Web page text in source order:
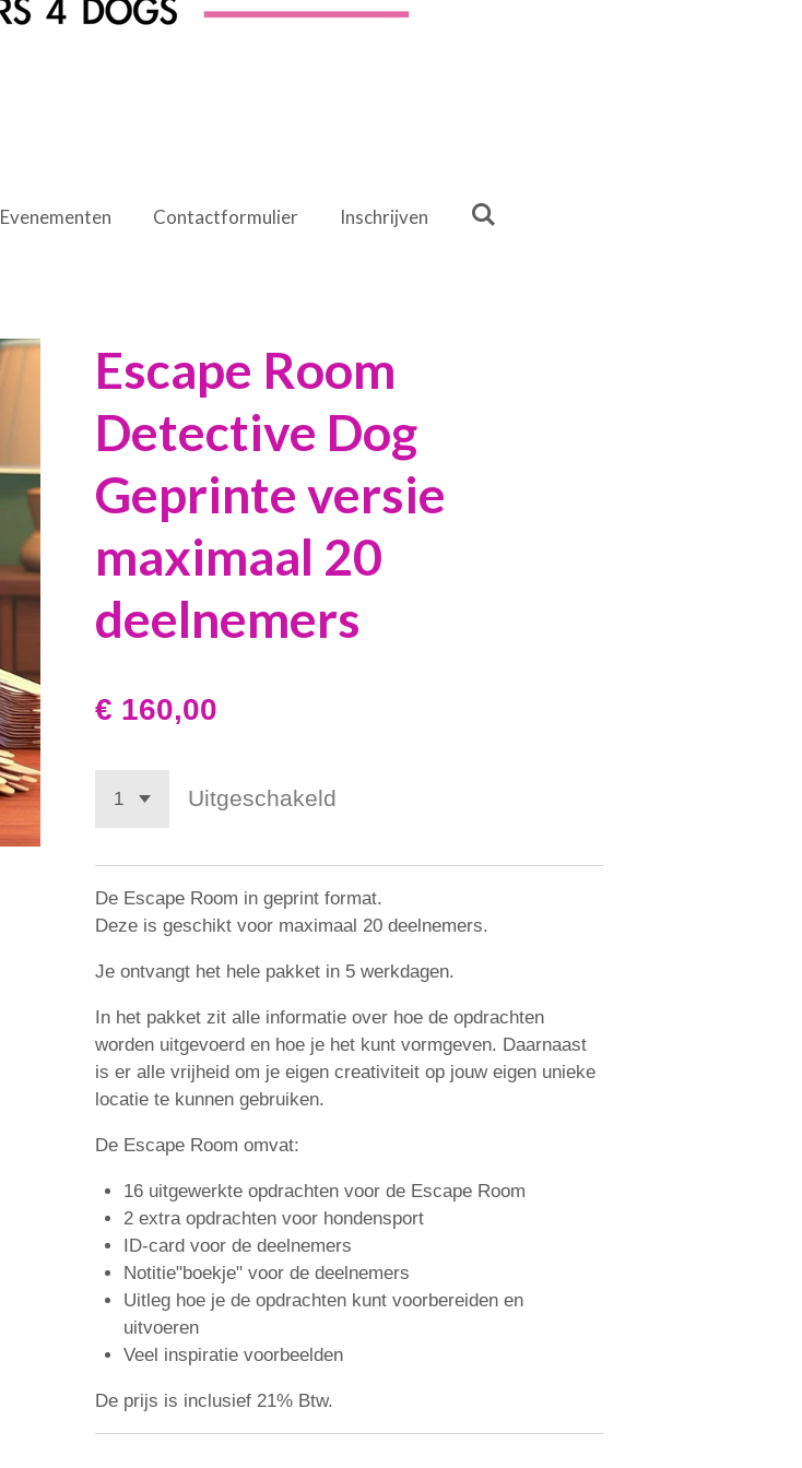
Evenementen Contactformulier Inschrijven
Escape Room
Detective Dog
Geprinte versie
maximaal 20
deelnemers
€ 160,00
Uitgeschakeld
De Escape Room in geprint format.
Deze is geschikt voor maximaal 20 deelnemers.
Je ontvangt het hele pakket in 5 werkdagen.
In het pakket zit alle informatie over hoe de opdrachten
worden uitgevoerd en hoe je het kunt vormgeven. Daarnaast
is er alle vrijheid om je eigen creativiteit op jouw eigen unieke
locatie te kunnen gebruiken.
De Escape Room omvat:
16 uitgewerkte opdrachten voor de Escape Room
2 extra opdrachten voor hondensport
ID-card voor de deelnemers
Notitie"boekje" voor de deelnemers
Uitleg hoe je de opdrachten kunt voorbereiden en
uitvoeren
Veel inspiratie voorbeelden
De prijs is inclusief 21% Btw.